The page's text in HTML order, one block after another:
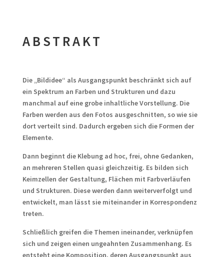
ABSTRAKT
Die „Bildidee“ als Ausgangspunkt beschränkt sich auf
ein Spektrum an Farben und Strukturen und dazu
manchmal auf eine grobe inhaltliche Vorstellung. Die
Farben werden aus den Fotos ausgeschnitten, so wie sie
dort verteilt sind. Dadurch ergeben sich die Formen der
Elemente.
Dann beginnt die Klebung ad hoc, frei, ohne Gedanken,
an mehreren Stellen quasi gleichzeitig. Es bilden sich
Keimzellen der Gestaltung, Flächen mit Farbverläufen
und Strukturen. Diese werden dann weiterverfolgt und
entwickelt, man lässt sie miteinander in Korrespondenz
treten.
Schließlich greifen die Themen ineinander, verknüpfen
sich und zeigen einen ungeahnten Zusammenhang. Es